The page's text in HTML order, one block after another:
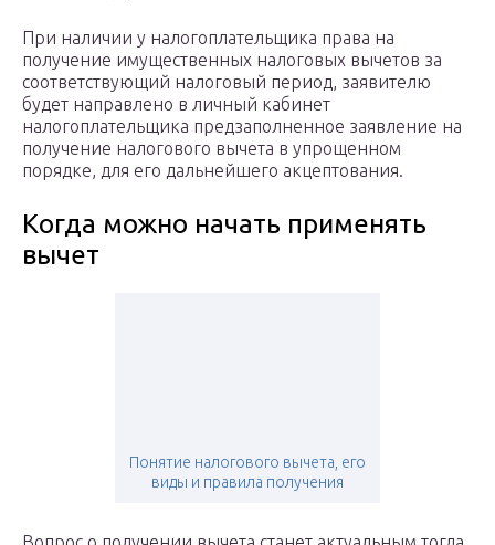
При наличии у налогоплательщика права на
получение имущественных налоговых вычетов за
соответствующий налоговый период, заявителю
будет направлено в личный кабинет
налогоплательщика предзаполненное заявление на
получение налогового вычета в упрощенном
порядке, для его дальнейшего акцептования.
Когда можно начать применять
вычет
Понятие налогового вычета, его
виды и правила получения